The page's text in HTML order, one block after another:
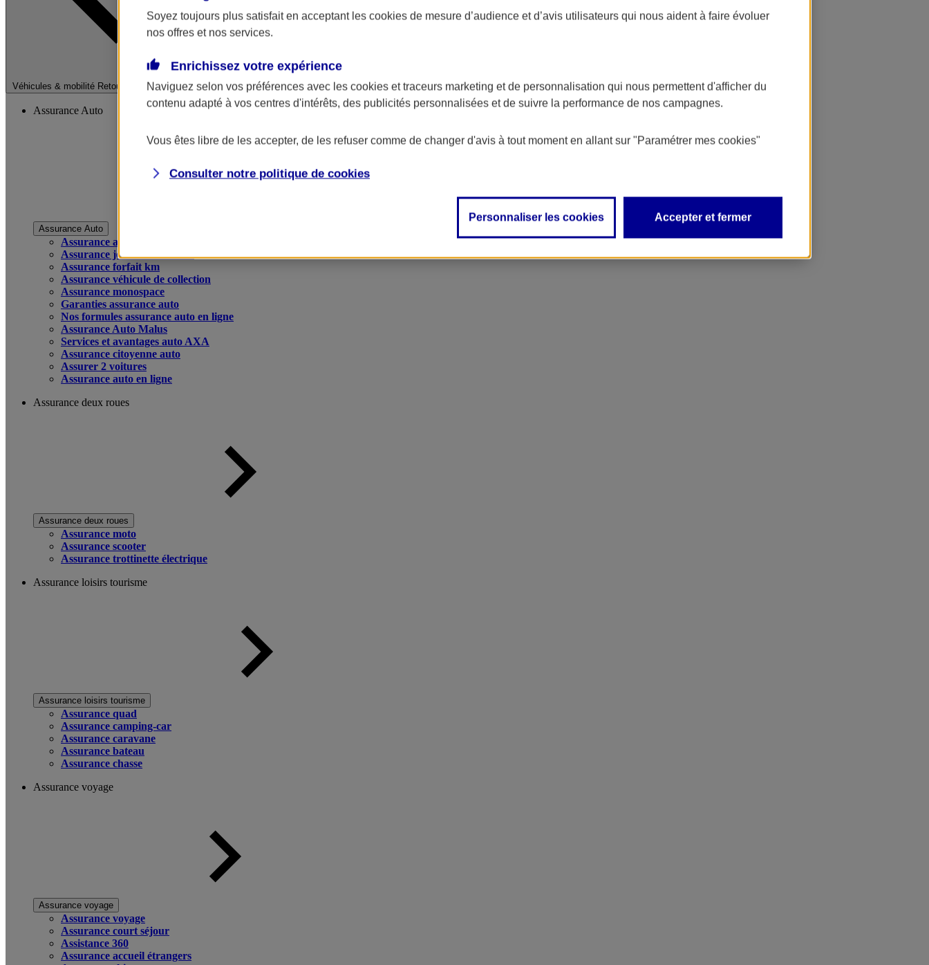
Véhicules & mobilité Retour à la section précédente
Fermer le menu principal
Assurance Auto
Assurance Auto
Assurance auto
Assurance jeune conducteur
Assurance forfait km
Assurance véhicule de collection
Assurance monospace
Garanties assurance auto
Nos formules assurance auto en ligne
Assurance Auto Malus
Services et avantages auto AXA
Assurance citoyenne auto
Assurer 2 voitures
Assurance auto en ligne
Assurance deux roues
Assurance deux roues
Assurance moto
Assurance scooter
Assurance trottinette électrique
Assurance loisirs tourisme
Assurance loisirs tourisme
Assurance quad
Assurance camping-car
Assurance caravane
Assurance bateau
Assurance chasse
Assurance voyage
Assurance voyage
Assurance voyage
Assurance court séjour
Assistance 360
Assurance accueil étrangers
Soyez toujours plus satisfait en acceptant les cookies de mesure d’audience et d’avis utilisateurs qui nous aident à faire évoluer
nos offres et nos services.
Enrichissez votre expérience
Naviguez selon vos préférences avec les cookies et traceurs marketing et de personnalisation qui nous permettent d'afficher du
contenu adapté à vos centres d'intérêts, des publicités personnalisées et de suivre la performance de nos campagnes.
Vous êtes libre de les accepter, de les refuser comme de changer d'avis à tout moment en allant sur "Paramétrer mes cookies"
Consulter notre politique de cookies
Personnaliser les cookies Accepter et fermer